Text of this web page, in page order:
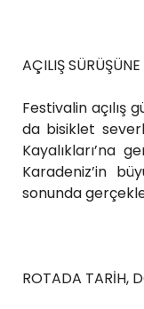
AÇILIŞ
Festivalin açılış
da bisiklet
Kayalıkları’na
Karadeniz’in
sonunda
ROTADA TARİH,